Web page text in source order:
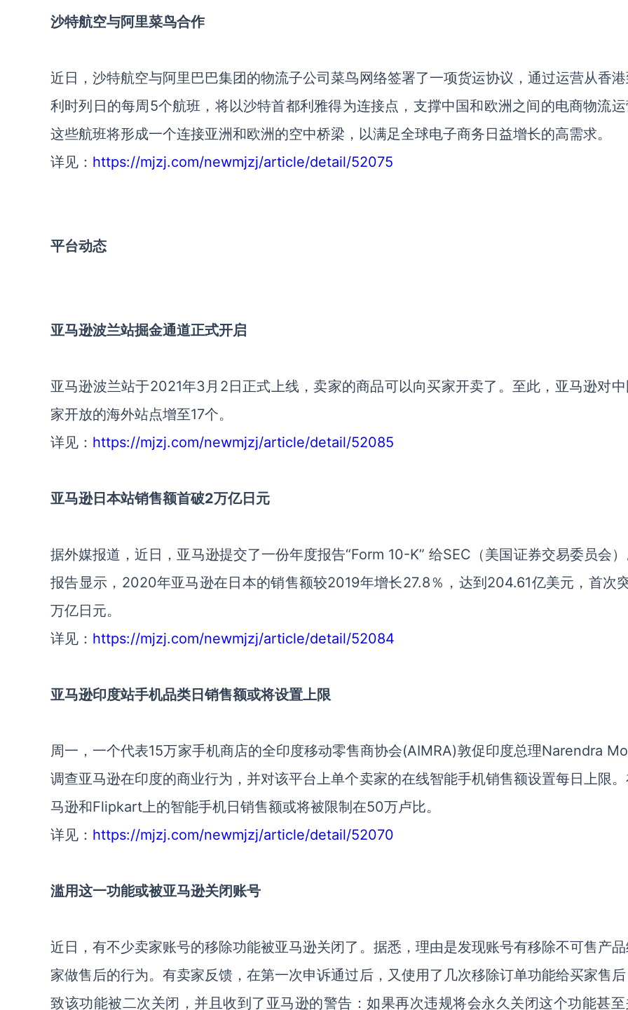
沙特航空与阿里菜鸟合作
近日，沙特航空与阿里巴巴集团的物流子公司菜鸟网络签署了一项货运协议，通过运营从香
利时列日的每周5个航班，将以沙特首都利雅得为连接点，支撑中国和欧洲之间的电商物流运
这些航班将形成一个连接亚洲和欧洲的空中桥梁，以满足全球电子商务日益增长的高需求。
详见： https://mjzj.com/newmjzj/article/detail/52075
平台动态
亚马逊波兰站掘金通道正式开启
亚马逊波兰站于2021年3月2日正式上线，卖家的商品可以向买家开卖了。至此，亚马逊对
家开放的海外站点增至17个。
详见： https://mjzj.com/newmjzj/article/detail/52085
亚马逊日本站销售额首破2万亿日元
据外媒报道，近日，亚马逊提交了一份年度报告“Form 10-K” 给SEC（美国证券交易委员会
报告显示，2020年亚马逊在日本的销售额较2019年增长27.8％，达到204.61亿美元，首次
万亿日元。
详见： https://mjzj.com/newmjzj/article/detail/52084
亚马逊印度站手机品类日销售额或将设置上限
周一，一个代表15万家手机商店的全印度移动零售商协会(AIMRA)敦促印度总理Narendra
调查亚马逊在印度的商业行为，并对该平台上单个卖家的在线智能手机销售额设置每日上限。
马逊和Flipkart上的智能手机日销售额或将被限制在50万卢比。
详见： https://mjzj.com/newmjzj/article/detail/52070
滥用这一功能或被亚马逊关闭账号
近日，有不少卖家账号的移除功能被亚马逊关闭了。据悉，理由是发现账号有移除不可售产
家做售后的行为。有卖家反馈，在第一次申诉通过后，又使用了几次移除订单功能给买家售
致该功能被二次关闭，并且收到了亚马逊的警告：如果再次违规将会永久关闭这个功能甚至